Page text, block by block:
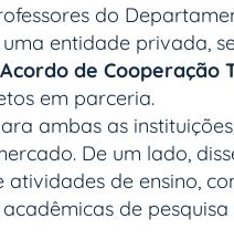
do
entidade privada,
Acordo de Cooperação
em parceria.
ambas as
De um lado,
de ensino,
de pesquisa